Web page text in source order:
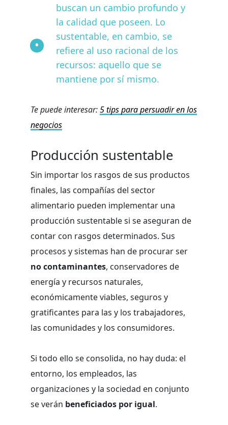
buscan un cambio profundo y
la calidad que poseen. Lo
sustentable, en cambio, se
refiere al uso racional de los
recursos: aquello que se
mantiene por sí mismo.
Te puede interesar:5 tips para persuadir en los
negocios
Producción sustentable
Sin importar los rasgos de sus productos
finales, las compañías del sector
alimentario pueden implementar una
producción sustentable si se aseguran de
contar con rasgos determinados. Sus
procesos y sistemas han de procurar ser
no contaminantes, conservadores de
energía y recursos naturales,
económicamente viables, seguros y
gratificantes para las y los trabajadores,
las comunidades y los consumidores.
Si todo ello se consolida, no hay duda: el
entorno, los empleados, las
organizaciones y la sociedad en conjunto
se verán beneficiados por igual.